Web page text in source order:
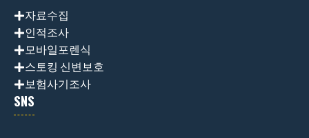
자료수집
인적조사
모바일포렌식
스토킹 신변보호
보험사기조사
SNS